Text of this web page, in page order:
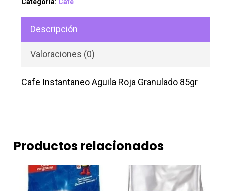
Descripción
Valoraciones (0)
Cafe Instantaneo Aguila Roja Granulado 85gr
Productos relacionados